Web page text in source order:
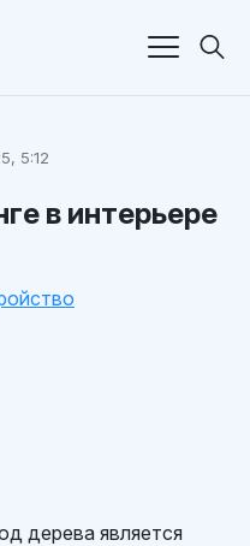
5:12
в интерьере
дерева является